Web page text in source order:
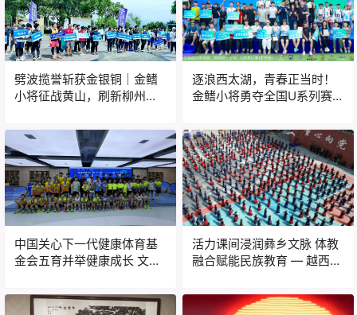
劈波揽誉斩获金银铜｜金鳍
小将征战黄山，刷新柳州水
逐浪西太湖，青春正当时！
金鳍小将勇夺全国U系列赛季
中国关心下一代健康体育基
金会五育并举健康成长 文体
活力课间浸润彝乡文脉 体教
融合赋能民族教育 — 越西县
族风情特色阳光体育大课间